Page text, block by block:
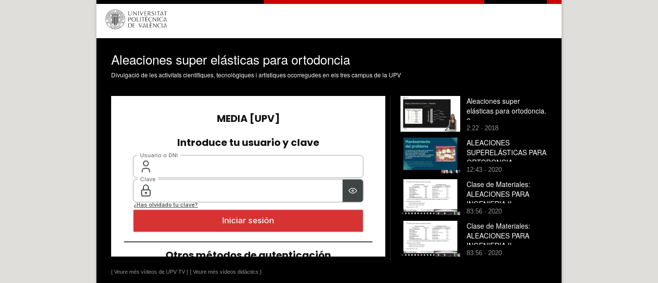
Aleaciones super elásticas para ortodoncia
Divulgació de les activitats científiques, tecnològiques i artístiques ocorregudes en els tres campus de la UPV
[ Veure més vídeos de UPV TV ] [ Veure més vídeos didàctics ]
Aleaciones super
elásticas para ortodoncia.
2
2:22 · 2018
ALEACIONES
SUPERELÁSTICAS PARA
ORTODONCIA
12:43 · 2020
Clase de Materiales:
ALEACIONES PARA
INGENIERIA II
83:56 · 2020
Clase de Materiales:
ALEACIONES PARA
INGENIERIA II
83:56 · 2020